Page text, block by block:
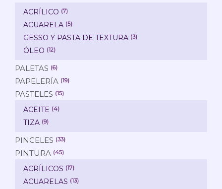
ACRÍLICO (7)
ACUARELA (5)
GESSO Y PASTA DE TEXTURA (3)
ÓLEO (12)
PALETAS (6)
PAPELERÍA (19)
PASTELES (15)
ACEITE (4)
TIZA (9)
PINCELES (33)
PINTURA (45)
ACRÍLICOS (17)
ACUARELAS (13)